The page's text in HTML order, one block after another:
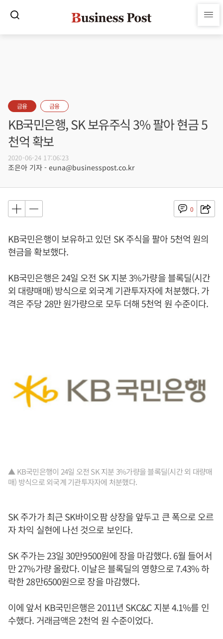
금융 금융
KB국민은행, SK 보유주식 3% 팔아 현금 5
천억 확보
2020-06-24 17:06:23
조은아 기자 - euna@businesspost.co.kr
0
KB국민은행이 보유하고 있던 SK 주식을 팔아 5천억 원의
현금을 확보했다.
KB국민은행은 24일 오전 SK 지분 3%가량을 블록딜(시간
외 대량매매) 방식으로 외국계 기관투자자에 처분했다. 가
격은 주당 28만 원가량으로 모두 더해 5천억 원 수준이다.
▲ KB국민은행이 24일 오전 SK 지분 3%가량을 블록딜(시간 외 대량매
매) 방식으로 외국계 기관투자자에 처분했다.
SK 주가가 최근 SK바이오팜 상장을 앞두고 큰 폭으로 오르
자 차익 실현에 나선 것으로 보인다.
SK 주가는 23일 30만9500원에 장을 마감했다. 6월 들어서
만 27%가량 올랐다. 이날은 블록딜의 영향으로 7.43% 하
락한 28만6500원으로 장을 마감했다.
이에 앞서 KB국민은행은 2011년 SKC&C 지분 4.1%를 인
수했다. 거래금액은 2천억 원 수준이었다.